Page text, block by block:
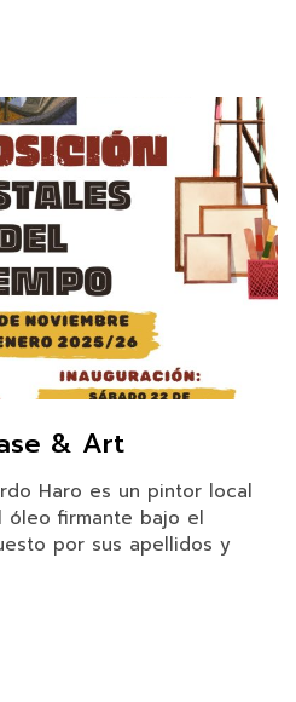
& Art
Haro es un pintor local
óleo firmante bajo el
por sus apellidos y